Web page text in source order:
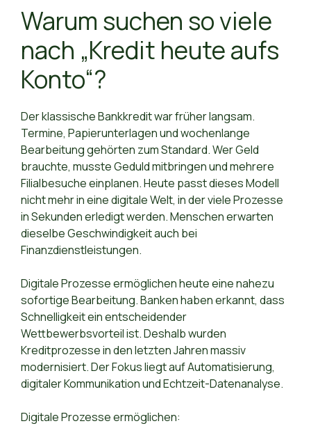
Warum suchen so viele
nach „Kredit heute aufs
Konto“?
Der klassische Bankkredit war früher langsam.
Termine, Papierunterlagen und wochenlange
Bearbeitung gehörten zum Standard. Wer Geld
brauchte, musste Geduld mitbringen und mehrere
Filialbesuche einplanen. Heute passt dieses Modell
nicht mehr in eine digitale Welt, in der viele Prozesse
in Sekunden erledigt werden. Menschen erwarten
dieselbe Geschwindigkeit auch bei
Finanzdienstleistungen.
Digitale Prozesse ermöglichen heute eine nahezu
sofortige Bearbeitung. Banken haben erkannt, dass
Schnelligkeit ein entscheidender
Wettbewerbsvorteil ist. Deshalb wurden
Kreditprozesse in den letzten Jahren massiv
modernisiert. Der Fokus liegt auf Automatisierung,
digitaler Kommunikation und Echtzeit-Datenanalyse.
Digitale Prozesse ermöglichen: